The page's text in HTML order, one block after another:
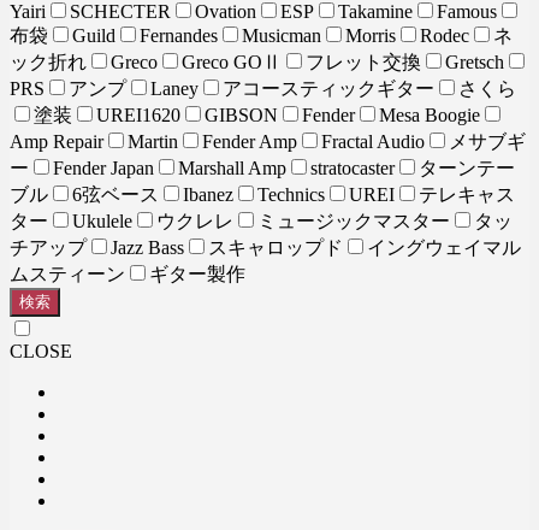
Yairi
SCHECTER Ovation ESP Takamine
Famous
布袋
Guild Fernandes Musicman Morris Rodec
ネ
ック折れ
Greco Greco GOⅡ フレット交換
Gretsch
PRS
アンプ Laney アコースティックギター
さくら
塗装
UREI1620 GIBSON Fender
Mesa Boogie
Amp Repair
Martin Fender Amp Fractal Audio
メサブギ
ー
Fender Japan Marshall Amp stratocaster
ターンテー
ブル
6弦ベース Ibanez Technics UREI
テレキャス
ター
Ukulele ウクレレ ミュージックマスター
タッ
チアップ
Jazz Bass スキャロップド
イングウェイマル
ムスティーン
ギター製作
検索
CLOSE